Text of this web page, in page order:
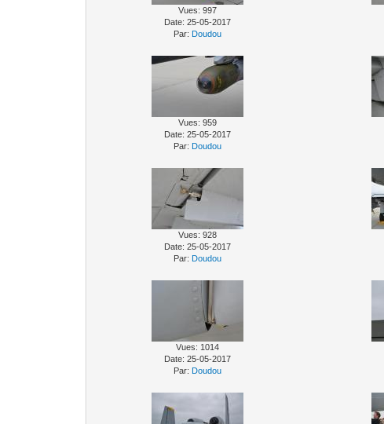
Vues: 997
Date: 25-05-2017
Par: Doudou
Vues: 959
Date: 25-05-2017
Par: Doudou
Vues: 928
Date: 25-05-2017
Par: Doudou
Vues: 1014
Date: 25-05-2017
Par: Doudou